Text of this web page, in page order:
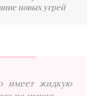
новых угрей
имеет жидкую